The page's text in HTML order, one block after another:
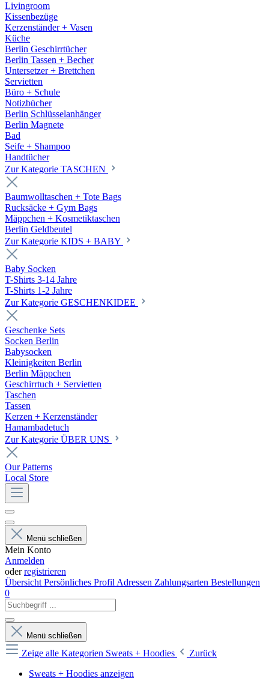
Livingroom
Kissenbezüge
Kerzenständer + Vasen
Küche
Berlin Geschirrtücher
Berlin Tassen + Becher
Untersetzer + Brettchen
Servietten
Büro + Schule
Notizbücher
Berlin Schlüsselanhänger
Berlin Magnete
Bad
Seife + Shampoo
Handtücher
Zur Kategorie TASCHEN
Baumwolltaschen + Tote Bags
Rucksäcke + Gym Bags
Mäppchen + Kosmetiktaschen
Berlin Geldbeutel
Zur Kategorie KIDS + BABY
Baby Socken
T-Shirts 3-14 Jahre
T-Shirts 1-2 Jahre
Zur Kategorie GESCHENKIDEE
Geschenke Sets
Socken Berlin
Babysocken
Kleinigkeiten Berlin
Berlin Mäppchen
Geschirrtuch + Servietten
Taschen
Tassen
Kerzen + Kerzenständer
Hamambadetuch
Zur Kategorie ÜBER UNS
Our Patterns
Local Store
Menü schließen
Mein Konto
Anmelden
oderregistrieren
Übersicht Persönliches Profil Adressen Zahlungsarten Bestellungen
0
Menü schließen
Zeige alle Kategorien Sweats + Hoodies
Zurück
Sweats + Hoodies anzeigen